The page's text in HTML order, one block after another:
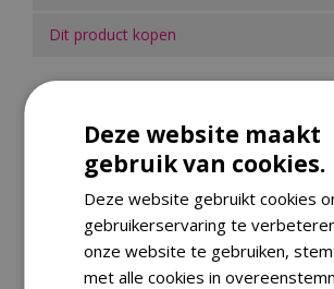
Dit product kopen
Deze website maakt
gebruik van cookies.
Deze website gebruikt cookies
gebruikerservaring te
onze website te gebruiken,
met alle cookies in